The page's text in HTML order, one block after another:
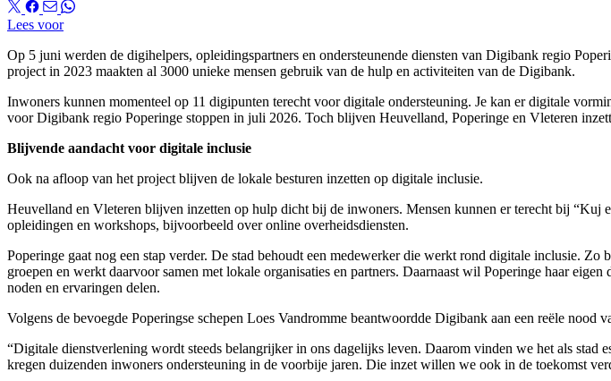
Lees voor
Op 5 juni werden de digihelpers, opleidingspartners en ondersteunende diensten van Digibank regio
project in 2023 maakten al 3000 unieke mensen gebruik van de hulp en activiteiten van de Digibank.
Inwoners kunnen momenteel op 11 digipunten terecht voor digitale ondersteuning. Je kan er digitale
voor Digibank regio Poperinge stoppen in juli 2026. Toch blijven Heuvelland, Poperinge en Vleteren
Blijvende aandacht voor digitale inclusie
Ook na afloop van het project blijven de lokale besturen inzetten op digitale inclusie.
Heuvelland en Vleteren blijven inzetten op hulp dicht bij de inwoners. Mensen kunnen er terecht bij “Kuj
opleidingen en workshops, bijvoorbeeld over online overheidsdiensten.
Poperinge gaat nog een stap verder. De stad behoudt een medewerker die werkt rond digitale inclusie.
groepen en werkt daarvoor samen met lokale organisaties en partners. Daarnaast wil Poperinge haar
noden en ervaringen delen.
Volgens de bevoegde Poperingse schepen Loes Vandromme beantwoordde Digibank aan een reële nood
“Digitale dienstverlening wordt steeds belangrijker in ons dagelijks leven. Daarom vinden we het als
kregen duizenden inwoners ondersteuning in de voorbije jaren. Die inzet willen we ook in de toekomst